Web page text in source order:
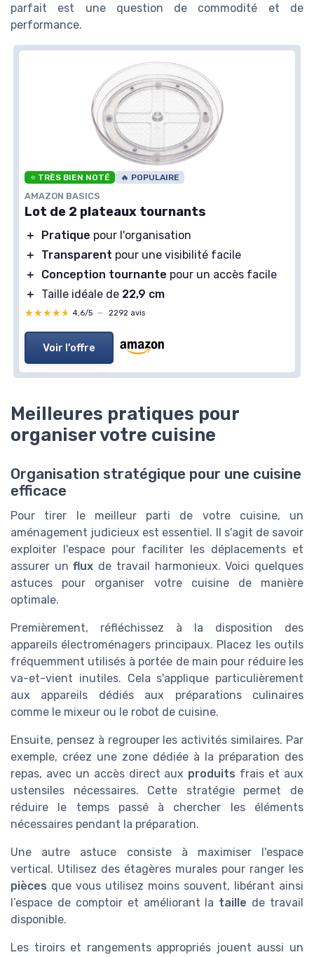
parfait est une question de commodité et de
performance.
⭐ TRÈS BIEN NOTÉ 🔥 POPULAIRE
AMAZON BASICS
Lot de 2 plateaux tournants
＋ Pratique pour l'organisation
＋
Transparent pour une visibilité facile
＋
Conception tournante pour un accès facile
＋
Taille idéale de 22,9 cm
★★★★★
★★★★★ 4,6/5 — 2292 avis
Voir l'offre
Meilleures pratiques pour
organiser votre cuisine
Organisation stratégique pour une cuisine
efficace
Pour tirer le meilleur parti de votre cuisine, un
aménagement judicieux est essentiel. Il s'agit de savoir
exploiter l'espace pour faciliter les déplacements et
assurer unflux de travail harmonieux. Voici quelques
astuces pour organiser votre cuisine de manière
optimale.
Premièrement, réfléchissez à la disposition des
appareils électroménagers principaux. Placez les outils
fréquemment utilisés à portée de main pour réduire les
va-et-vient inutiles. Cela s'applique particulièrement
aux appareils dédiés aux préparations culinaires
comme le mixeur ou le robot de cuisine.
Ensuite, pensez à regrouper les activités similaires. Par
exemple, créez une zone dédiée à la préparation des
repas, avec un accès direct aux produits frais et aux
ustensiles nécessaires. Cette stratégie permet de
réduire le temps passé à chercher les éléments
nécessaires pendant la préparation.
Une autre astuce consiste à maximiser l'espace
vertical. Utilisez des étagères murales pour ranger les
pièces que vous utilisez moins souvent, libérant ainsi
l’espace de comptoir et améliorant la taille de travail
disponible.
Les tiroirs et rangements appropriés jouent aussi un